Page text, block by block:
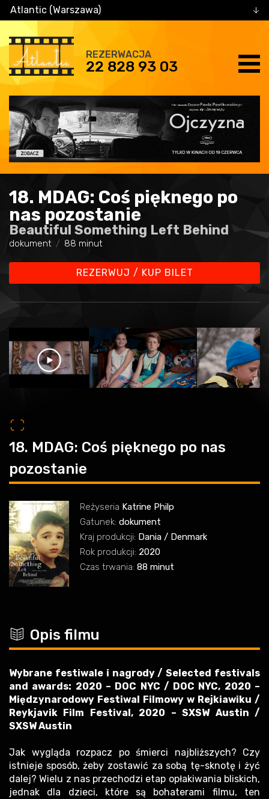
Atlantic (Warszawa)
REZERWACJA
22 828 93 03
18. MDAG: Coś pięknego po
nas pozostanie
Beautiful Something Left Behind
dokument 88 minut
REZERWUJ / KUP BILET
o
18. MDAG: Coś pięknego po nas
pozostanie
Reżyseria Katrine Philp
Gatunek: dokument
Kraj produkcji: Dania / Denmark
Rok produkcji: 2020
Czas trwania: 88 minut
c Opis filmu
Wybrane festiwale i nagrody / Selected festivals
and awards: 2020 – DOC NYC / DOC NYC, 2020 –
Międzynarodowy Festiwal Filmowy w Rejkiawiku /
Reykjavik Film Festival, 2020 – SXSW Austin /
SXSW Austin
Jak wygląda rozpacz po śmierci najbliższych? Czy
istnieje sposób, żeby zostawić za sobą tę-sknotę i żyć
dalej? Wielu z nas przechodzi etap opłakiwania bliskich,
jednak dla dzieci, które są bohaterami filmu, ten